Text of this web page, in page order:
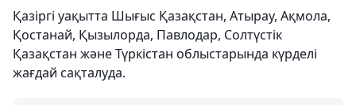
Қазіргі уақытта Шығыс Қазақстан, Атырау, Ақмола,
Қостанай, Қызылорда, Павлодар, Солтүстік
Қазақстан және Түркістан облыстарында күрделі
жағдай сақталуда.